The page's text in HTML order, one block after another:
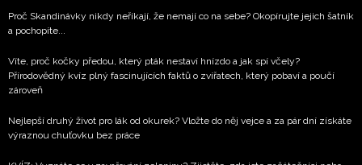
Proč Skandinávky nikdy neříkají, že nemají co na sebe? Okopírujte jejich šatník
a pochopíte...
Víte, proč kočky předou, který pták nestaví hnízdo a jak spí včely?
Přírodovědný kvíz plný fascinujících faktů o zvířatech, který pobaví a poučí
zároveň
Nejlepší druhý život pro lák od okurek? Vložte do něj vejce a za pár dní získáte
výraznou chuťovku bez práce